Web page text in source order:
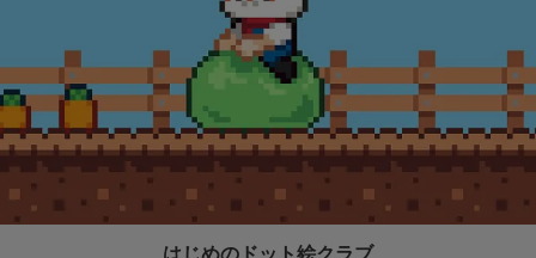
はじめのドット絵クラブ